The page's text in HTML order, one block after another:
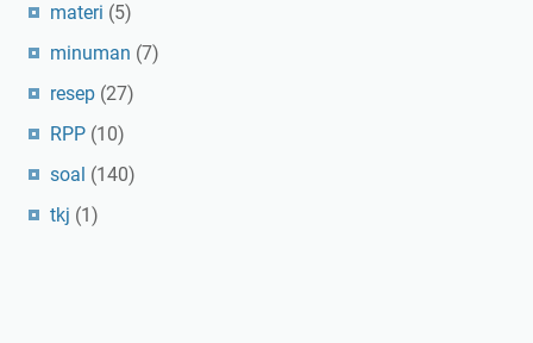
materi (5)
minuman (7)
resep (27)
RPP (10)
soal (140)
tkj (1)